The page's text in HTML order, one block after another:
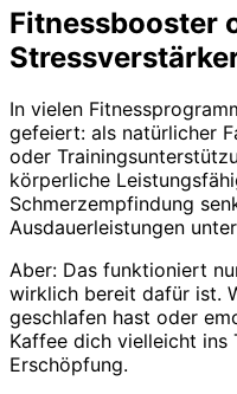
Fitnessbooster
In vielen
gefeiert: als natürlicher
oder
körperliche
Schmerzempfindung
Ausdauerleistungen
Aber: Das funktioniert
wirklich bereit dafür ist.
geschlafen hast oder
Kaffee dich vielleicht ins
Erschöpfung.